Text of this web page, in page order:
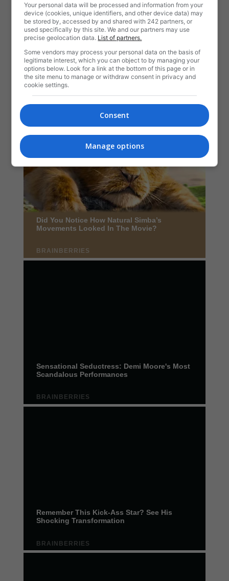
Your personal data will be processed and information from your
device (cookies, unique identifiers, and other device data) may
be stored by, accessed by and shared with 242 partners, or
used specifically by this site. We and our partners may use
precise geolocation data. List of partners.
Some vendors may process your personal data on the basis of
legitimate interest, which you can object to by managing your
options below. Look for a link at the bottom of this page or in
the site menu to manage or withdraw consent in privacy and
cookie settings.
Consent
Manage options